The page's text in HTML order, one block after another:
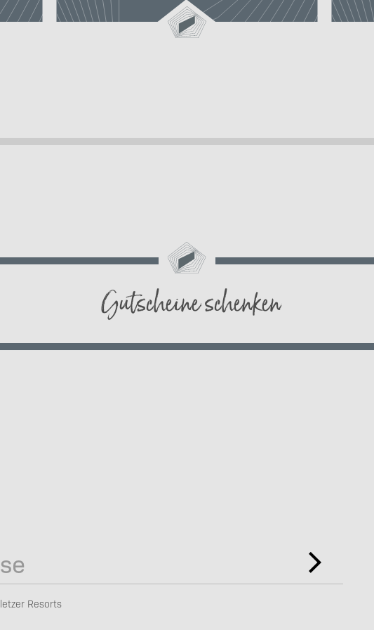
Gutscheine schenken
Resorts